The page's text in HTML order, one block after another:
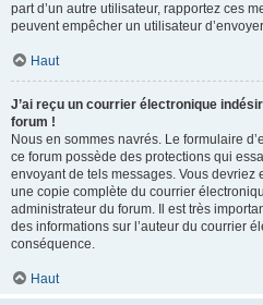
part d’un autre utilisateur, rapportez ces
peuvent empêcher un utilisateur
Haut
J’ai reçu un courrier électronique
forum !
Nous en sommes navrés. Le formulaire
ce forum possède des protections qui
envoyant de tels messages. Vous
une copie complète du courrier
administrateur du forum. Il est très
des informations sur l’auteur du courrier
conséquence.
Haut